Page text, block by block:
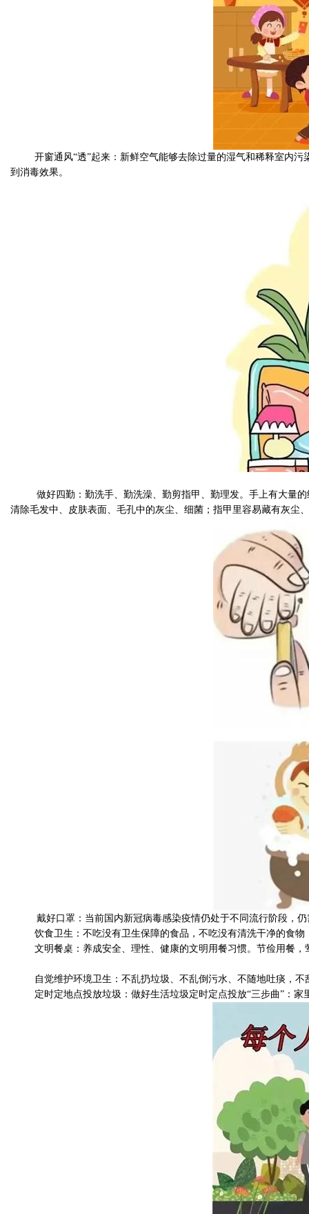
开窗通风“透”起来： 新鲜空气能够去除过量的湿气和稀释室内
到消毒效果。
做好四勤：勤洗手、勤洗澡、勤剪指甲、勤理发。手上有大量
清除毛发中、皮肤表面、毛孔中的灰尘、细菌；指甲里容易藏有灰尘
戴好口罩： 当前国内新冠病毒感染疫情仍处于不同流行阶段，
饮食卫生：不吃没有卫生保障的食品，不吃没有清洗干净的食
文明餐桌： 养成安全、理性、健康的文明用餐习惯。节俭用餐
自觉维护环境卫生 ：不乱扔垃圾、不乱倒污水、不随地吐痰，不
定时定地点投放垃圾：做好生活垃圾定时定点投放“三步曲”：家